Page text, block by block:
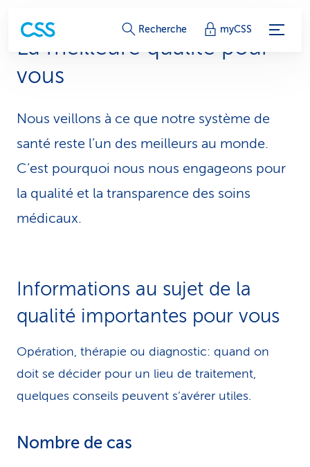
L
i
n
s
d
e
c
e
Recherche myCSS
La meilleure qualité pour
vous
Nous veillons à ce que notre système de
santé reste l’un des meilleurs au monde.
C’est pourquoi nous nous engageons pour
la qualité et la transparence des soins
médicaux.
Informations au sujet de la
qualité importantes pour vous
Opération, thérapie ou diagnostic: quand on
doit se décider pour un lieu de traitement,
quelques conseils peuvent s’avérer utiles.
Nombre de cas